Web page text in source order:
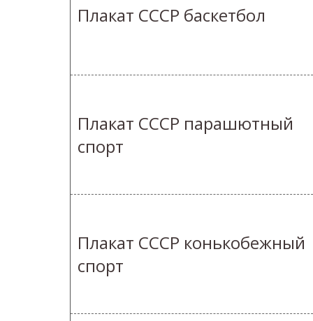
Плакат СССР баскетбол
Плакат СССР парашютный
спорт
Плакат СССР конькобежный
спорт